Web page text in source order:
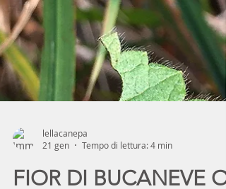
lellacanepa
21 gen
Tempo di lettura: 4 min